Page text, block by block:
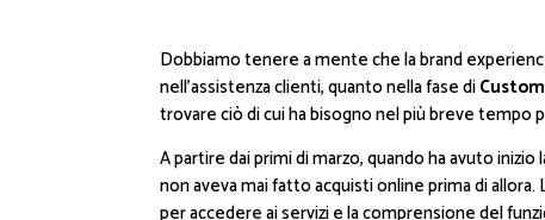
Dobbiamo tenere a mente che la brand
nell’assistenza clienti, quanto nella fase di
trovare ciò di cui ha bisogno nel più breve tempo
A partire dai primi di marzo, quando ha avuto
non aveva mai fatto acquisti online prima di